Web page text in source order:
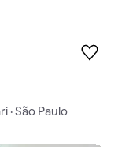
· São Paulo